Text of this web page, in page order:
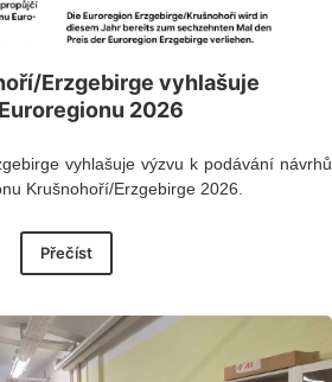
Erzgebirge vyhlašuje
2026
vyhlašuje výzvu k podávání návrhů
Krušnohoří/Erzgebirge 2026.
Přečíst